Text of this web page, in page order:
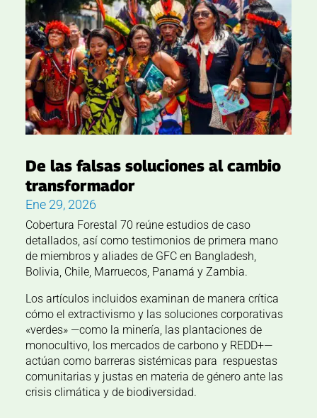
De las falsas soluciones al cambio
transformador
Ene 29, 2026
Cobertura Forestal 70 reúne estudios de caso
detallados, así como testimonios de primera mano
de miembros y aliades de GFC en Bangladesh,
Bolivia, Chile, Marruecos, Panamá y Zambia.
Los artículos incluidos examinan de manera crítica
cómo el extractivismo y las soluciones corporativas
«verdes» —como la minería, las plantaciones de
monocultivo, los mercados de carbono y REDD+—
actúan como barreras sistémicas para respuestas
comunitarias y justas en materia de género ante las
crisis climática y de biodiversidad.